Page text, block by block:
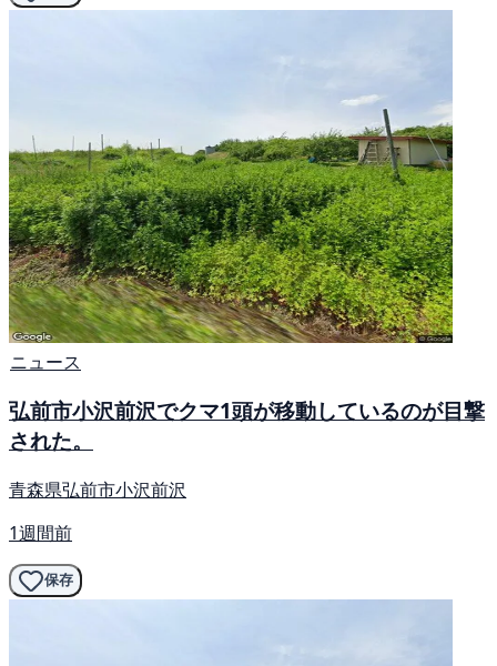
ニュース
弘前市小沢前沢でクマ1頭が移動しているのが目撃
された。
青森県弘前市小沢前沢
1週間前
保存